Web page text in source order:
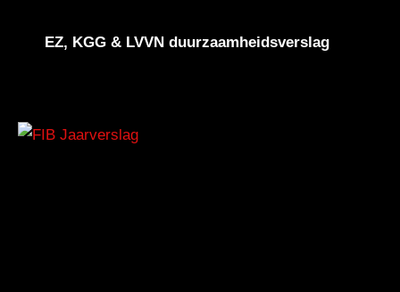
EZ, KGG & LVVN duurzaamheidsverslag